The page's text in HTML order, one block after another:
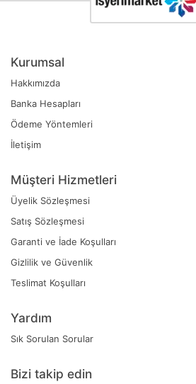
Kurumsal
Hakkımızda
Banka Hesapları
Ödeme Yöntemleri
İletişim
Müşteri Hizmetleri
Üyelik Sözleşmesi
Satış Sözleşmesi
Garanti ve İade Koşulları
Gizlilik ve Güvenlik
Teslimat Koşulları
Yardım
Sık Sorulan Sorular
Bizi takip edin